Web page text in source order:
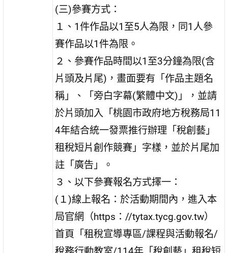
(三)參賽方式：
１、1件作品以1至5人為限，同1人參
賽作品以1件為限。
２、參賽作品時間以1至3分鐘為限(含
片頭及片尾)，畫面要有「作品主題名
稱」、「旁白字幕(繁體中文)」，並請
於片頭加入「桃園市政府地方稅務局11
4年結合統一發票推行辦理「稅創藝」
租稅短片創作競賽」字樣，並於片尾加
註「廣告」。
３、以下參賽報名方式擇一：
(１)線上報名：於活動期間內，進入本
局官網（https：//tytax.tycg.gov.tw）
首頁「租稅宣導專區/課程與活動報名/